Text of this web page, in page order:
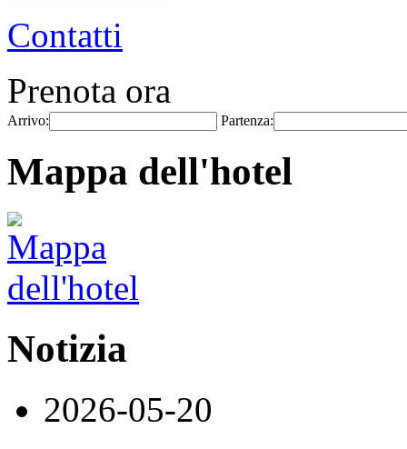
Contatti
Prenota ora
Arrivo: Partenza:
Mappa dell'hotel
Notizia
2026-05-20